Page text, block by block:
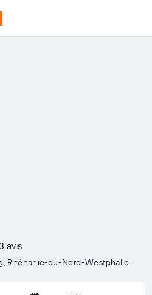
avis
Rhénanie-du-Nord-Westphalie